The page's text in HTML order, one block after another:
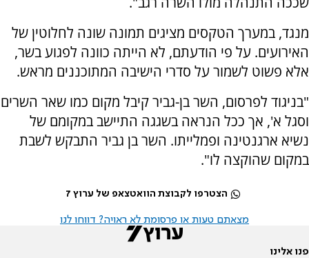
מנגד, במערך הטקסים מציגים תמונה שונה לחלוטין של
האירועים. על פי הודעתם, לא הייתה כוונה לפגוע בשר,
אלא פשוט לשמור על סדרי הישיבה המתוכננים מראש.
"בניגוד לפרסום, השר בן-גביר קיבל מקום כמו שאר השרים
וסגל א', אך ככל הנראה בשגגה התיישב במקומם של
נשיא ארגנטינה ופמלייתו. השר בן גביר התבקש לשבת
במקום שהוקצה לו".
הצטרפו לקבוצת הוואטצאפ של ערוץ 7
מצאתם טעות או פרסומת לא ראויה? דווחו לנו
פנו אלינו